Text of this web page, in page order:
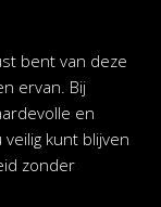
bent van deze
ervan. Bij
en
kunt blijven
zonder